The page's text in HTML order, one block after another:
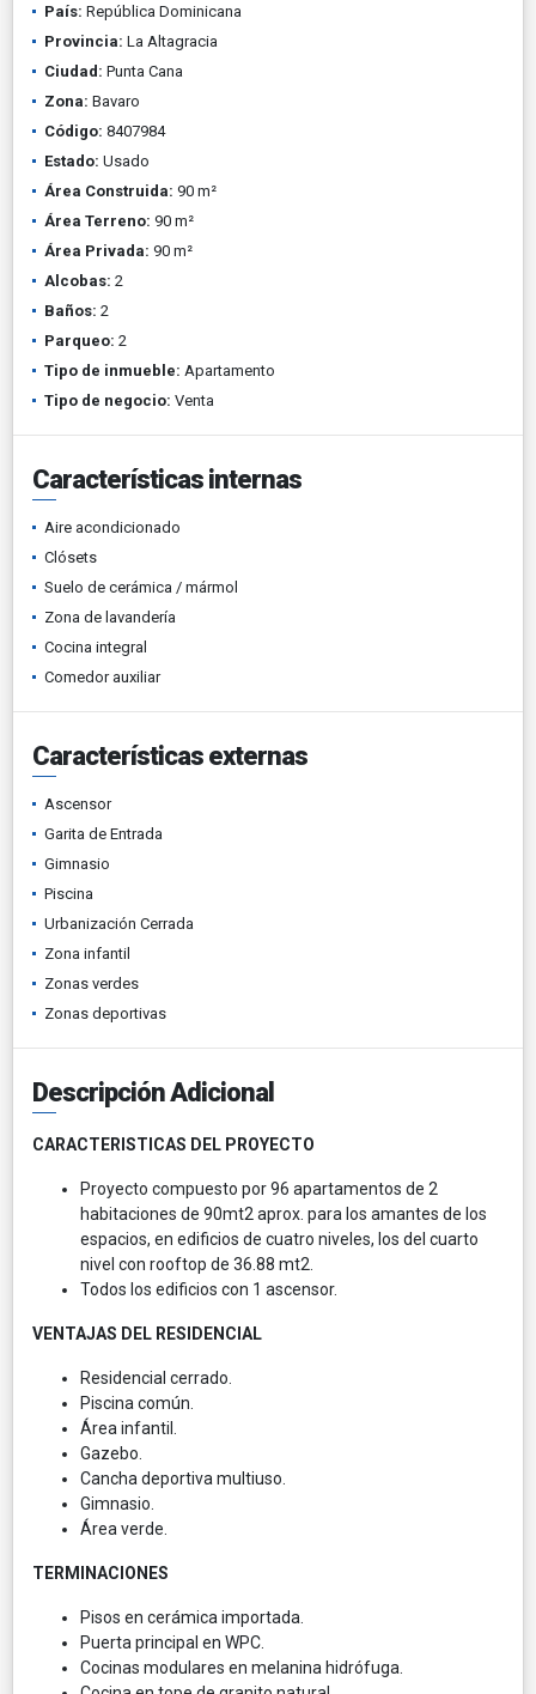
País: República Dominicana
Provincia: La Altagracia
Ciudad: Punta Cana
Zona: Bavaro
Código: 8407984
Estado: Usado
Área Construida: 90 m²
Área Terreno: 90 m²
Área Privada: 90 m²
Alcobas: 2
Baños: 2
Parqueo: 2
Tipo de inmueble: Apartamento
Tipo de negocio: Venta
Características internas
Aire acondicionado
Clósets
Suelo de cerámica / mármol
Zona de lavandería
Cocina integral
Comedor auxiliar
Características externas
Ascensor
Garita de Entrada
Gimnasio
Piscina
Urbanización Cerrada
Zona infantil
Zonas verdes
Zonas deportivas
Descripción Adicional
CARACTERISTICAS DEL PROYECTO
Proyecto compuesto por 96 apartamentos de 2
habitaciones de 90mt2 aprox. para los amantes de los
espacios, en edificios de cuatro niveles, los del cuarto
nivel con rooftop de 36.88 mt2.
Todos los edificios con 1 ascensor.
VENTAJAS DEL RESIDENCIAL
Residencial cerrado.
Piscina común.
Área infantil.
Gazebo.
Cancha deportiva multiuso.
Gimnasio.
Área verde.
TERMINACIONES
Pisos en cerámica importada.
Puerta principal en WPC.
Cocinas modulares en melanina hidrófuga.